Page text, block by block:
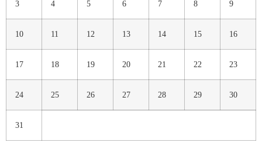
3 4 5 6 7 8 9
10 11 12 13 14 15 16
17 18 19 20 21 22 23
24 25 26 27 28 29 30
31